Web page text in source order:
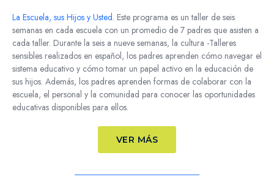
La Escuela, sus Hijos y Usted. Este programa es un taller de seis
semanas en cada escuela con un promedio de 7 padres que asisten a
cada taller. Durante la seis a nueve semanas, la cultura -Talleres
sensibles realizados en español, los padres aprenden cómo navegar el
sistema educativo y cómo tomar un papel activo en la educación de
sus hijos. Además, los padres aprenden formas de colaborar con la
escuela, el personal y la comunidad para conocer las oportunidades
educativas disponibles para ellos.
VER MÁS